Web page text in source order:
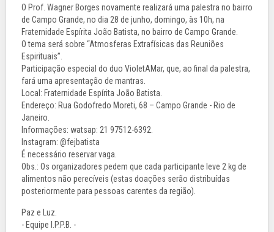
O Prof. Wagner Borges novamente realizará uma palestra no bairro
de Campo Grande, no dia 28 de junho, domingo, às 10h, na
Fraternidade Espírita João Batista, no bairro de Campo Grande.
O tema será sobre “Atmosferas Extrafísicas das Reuniões
Espirituais”.
Participação especial do duo VioletAMar, que, ao final da palestra,
fará uma apresentação de mantras.
Local: Fraternidade Espírita João Batista.
Endereço: Rua Godofredo Moreti, 68 – Campo Grande - Rio de
Janeiro.
Informações: watsap: 21 97512-6392.
Instagram: @fejbatista
É necessário reservar vaga.
Obs.: Os organizadores pedem que cada participante leve 2 kg de
alimentos não perecíveis (estas doações serão distribuídas
posteriormente para pessoas carentes da região).
Paz e Luz.
- Equipe I.P.P.B. -